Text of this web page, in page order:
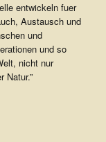
entwickeln fuer
Austausch und
und
und so
nicht nur
Natur.”